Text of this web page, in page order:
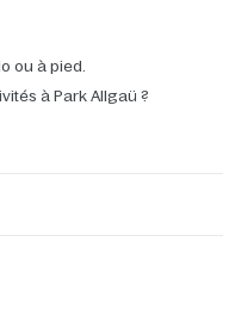
ou à pied.
à Park Allgaü ?